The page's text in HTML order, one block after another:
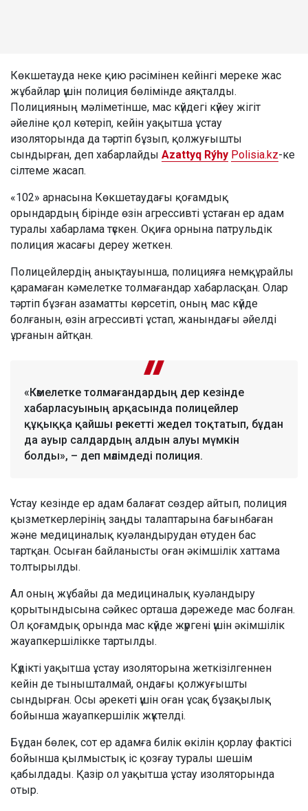
Көкшетауда неке қию рәсімінен кейінгі мереке жас
жұбайлар үшін полиция бөлімінде аяқталды.
Полицияның мәліметінше, мас күйдегі күйеу жігіт
әйеліне қол көтеріп, кейін уақытша ұстау
изоляторында да тәртіп бұзып, қолжуғышты
сындырған, деп хабарлайды Azattyq Rýhy Polisia.kz-ке
сілтеме жасап.
«102» арнасына Көкшетаудағы қоғамдық
орындардың бірінде өзін агрессивті ұстаған ер адам
туралы хабарлама түскен. Оқиға орнына патрульдік
полиция жасағы дереу жеткен.
Полицейлердің анықтауынша, полицияға немқұрайлы
қарамаған кәмелетке толмағандар хабарласқан. Олар
тәртіп бұзған азаматты көрсетіп, оның мас күйде
болғанын, өзін агрессивті ұстап, жанындағы әйелді
ұрғанын айтқан.
«Кәмелетке толмағандардың дер кезінде
хабарласуының арқасында полицейлер
құқыққа қайшы әрекетті жедел тоқтатып, бұдан
да ауыр салдардың алдын алуы мүмкін
болды», – деп мәлімдеді полиция.
Ұстау кезінде ер адам балағат сөздер айтып, полиция
қызметкерлерінің заңды талаптарына бағынбаған
және медициналық куәландырудан өтуден бас
тартқан. Осыған байланысты оған әкімшілік хаттама
толтырылды.
Ал оның жұбайы да медициналық куәландыру
қорытындысына сәйкес орташа дәрежеде мас болған.
Ол қоғамдық орында мас күйде жүргені үшін әкімшілік
жауапкершілікке тартылды.
Күдікті уақытша ұстау изоляторына жеткізілгеннен
кейін де тынышталмай, ондағы қолжуғышты
сындырған. Осы әрекеті үшін оған ұсақ бұзақылық
бойынша жауапкершілік жүктелді.
Бұдан бөлек, сот ер адамға билік өкілін қорлау фактісі
бойынша қылмыстық іс қозғау туралы шешім
қабылдады. Қазір ол уақытша ұстау изоляторында
отыр.